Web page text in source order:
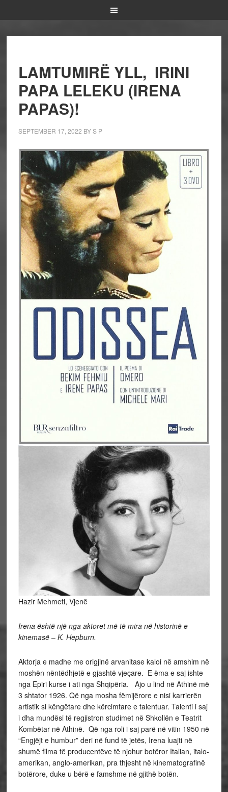
LAMTUMIRË YLL, IRINI
PAPA LELEKU (IRENA
PAPAS)!
SEPTEMBER 17, 2022 BYS P
Hazir Mehmeti, Vjenë
Irena është një nga aktoret më të mira në historinë e
kinemasë– K. Hepburn.
Aktorja e madhe me origjinë arvanitase kaloi në amshim në
moshën nëntëdhjetë e gjashtë vjeçare. E ëma e saj ishte
nga Epiri kurse i ati nga Shqipëria. Ajo u lind në Athinë më
3 shtator 1926. Që nga mosha fëmijërore e nisi karrierën
artistik si këngëtare dhe kërcimtare e talentuar. Talenti i saj
i dha mundësi të regjistron studimet në Shkollën e Teatrit
Kombëtar në Athinë. Që nga roli i saj parë në vitin 1950 në
“Engjëjt e humbur” deri në fund të jetës, Irena luajti në
shumë filma të producentëve të njohur botëror Italian, italo-
amerikan, anglo-amerikan, pra thjesht në kinematografinë
botërore, duke u bërë e famshme në gjithë botën.